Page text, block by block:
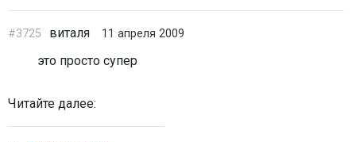
#3725 виталя 11 апреля 2009
это просто супер
Читайте далее: